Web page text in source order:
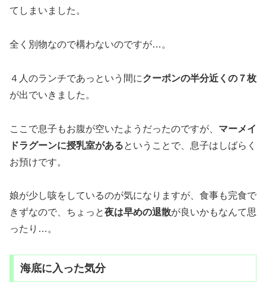
てしまいました。
全く別物なので構わないのですが…。
４人のランチであっという間にクーポンの半分近くの７枚
が出でいきました。
ここで息子もお腹が空いたようだったのですが、 マーメイ
ドラグーンに授乳室があるということで、息子はしばらく
お預けです。
娘が少し咳をしているのが気になりますが、食事も完食で
きずなので、ちょっと夜は早めの退散が良いかもなんて思
ったり…。
海底に入った気分